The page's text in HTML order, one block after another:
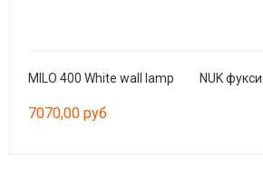
MILO 400 White wall lamp
7070,00 руб
NUK